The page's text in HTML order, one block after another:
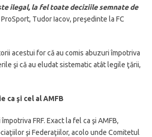
ilegal, la fel toate deciziile semnate de
Tudor Iacov, preşedinte la FC
acestui for că au comis abuzuri împotriva
şi că au eludat sistematic atât legile ţării,
ca şi cel al AMFB
FRF. Exact la fel ca şi AMFB,
şi Federaţiilor, acolo unde Comitetul